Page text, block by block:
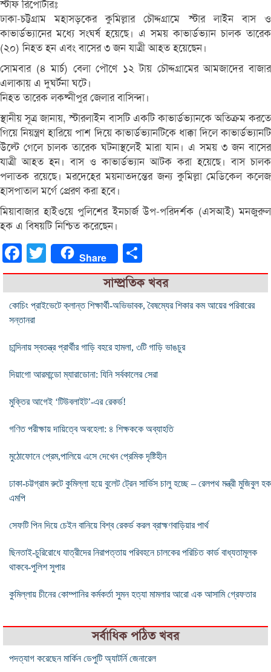
স্টাফ রিপোর্টারঃ
ঢাকা-চট্টগ্রাম মহাসড়কের কুমিল্লার চৌদ্দগ্রামে স্টার লাইন বাস ও
কাভার্ডভ্যানের মধ্যে সংঘর্ষ হয়েছে। এ সময় কাভার্ডভ্যান চালক তারেক
(২০) নিহত হন এবং বাসের ৩ জন যাত্রী আহত হয়েছেন।
সোমবার (৪ মার্চ) বেলা পৌণে ১২ টায় চৌদ্দগ্রামের আমজাদের বাজার
এলাকায় এ দুঘর্টনা ঘটে।
নিহত তারেক লক্ষ্নীপুর জেলার বাসিন্দা।
স্থানীয় সূত্র জানায়, স্টারলাইন বাসটি একটি কাভার্ডভ্যানকে অতিক্রম করতে
গিয়ে নিয়ন্ত্রণ হারিয়ে পাশ দিয়ে কাভার্ডভ্যানটিকে ধাক্কা দিলে কাভার্ডভ্যানটি
উল্টে গেলে চালক তারেক ঘটনাস্থলেই মারা যান। এ সময় ৩ জন বাসের
যাত্রী আহত হন। বাস ও কাভার্ডভ্যান আটক করা হয়েছে। বাস চালক
পলাতক রয়েছে। মরদেহের ময়নাতদন্তের জন্য কুমিল্লা মেডিকেল কলেজ
হাসপাতাল মর্গে প্রেরণ করা হবে।
মিয়াবাজার হাইওয়ে পুলিশের ইনচার্জ উপ-পরিদর্শক (এসআই) মনজুরুল
হক এ বিষয়টি নিশ্চিত করেছেন।
FacebookTwitter Share
সাম্প্রতিক খবর
কোচিং প্রাইভেটে ক্লান্ত শিক্ষার্থী-অভিভাবক, বৈষম্যের শিকার কম আয়ের পরিবারের
সন্তানরা
চান্দিনায় স্বতন্ত্র প্রার্থীর গাড়ি বহরে হামলা, ৩টি গাড়ি ভাঙচুর
দিয়াগো আরমান্ডো ম্যারাডোনা: যিনি সর্বকালের সেরা
মুক্তির আগেই ‘টিউবলাইট’-এর রেকর্ড!
গণিত পরীক্ষায় দায়িত্বে অবহেলা: ৪ শিক্ষককে অব্যাহতি
মুঠোফোনে প্রেম,পালিয়ে এসে দেখেন প্রেমিক দৃষ্টিহীন
ঢাকা-চট্টগ্রাম রুটে কুমিল্লা হয়ে বুলেট ট্রেন সার্ভিস চালু হচ্ছে – রেলপথ মন্ত্রী মুজিবুল হক
এমপি
সেফটি পিন দিয়ে চেইন বানিয়ে বিশ্ব রেকর্ড করল ব্রাহ্মণবাড়িয়ার পার্থ
ছিনতাই-চুরিরোধে যাত্রীদের নিরাপত্তায় পরিবহনে চালকের পরিচিত কার্ড বাধ্যতামূলক
থাকবে-পুলিশ সুপার
কুমিল্লায় চীনের কোম্পানির কর্মকর্তা সুমন হত্যা মামলার আরো এক আসামি গ্রেফতার
সর্বাধিক পঠিত খবর
পদত্যাগ করেছেন মার্কিন ডেপুটি অ্যাটর্নি জেনারেল